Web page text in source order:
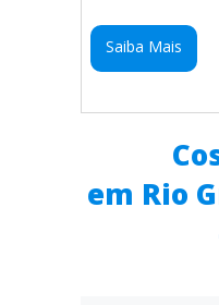
Saiba Mais
em Rio